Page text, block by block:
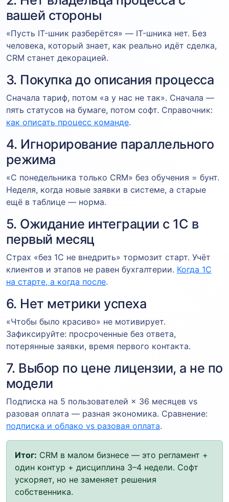
вашей стороны
«Пусть IT-шник разберётся» — IT-шника нет. Без
человека, который знает, как реально идёт сделка,
CRM станет декорацией.
3. Покупка до описания процесса
Сначала тариф, потом «а у нас не так». Сначала —
пять статусов на бумаге, потом софт. Справочник:
как описать процесс команде.
4. Игнорирование параллельного
режима
«С понедельника только CRM» без обучения = бунт.
Неделя, когда новые заявки в системе, а старые
ещё в таблице — норма.
5. Ожидание интеграции с 1С в
первый месяц
Страх «без 1С не внедрить» тормозит старт. Учёт
клиентов и этапов не равен бухгалтерии. Когда 1С
на старте, а когда после.
6. Нет метрики успеха
«Чтобы было красиво» не мотивирует.
Зафиксируйте: просроченные без ответа,
потерянные заявки, время первого контакта.
7. Выбор по цене лицензии, а не по
модели
Подписка на 5 пользователей × 36 месяцев vs
разовая оплата — разная экономика. Сравнение:
подписка и облако vs разовая оплата.
Итог: CRM в малом бизнесе — это регламент +
один контур + дисциплина 3–4 недели. Софт
ускоряет, но не заменяет решения
собственника.